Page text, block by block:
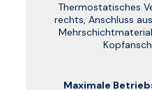
Thermostatisches
rechts, Anschluss
Maximale